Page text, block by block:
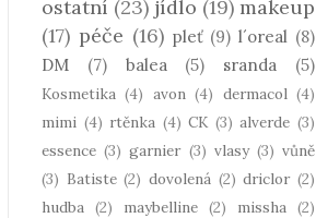
ostatní (23) jídlo (19) makeup
(17) péče (16) pleť (9) l´oreal (8)
DM
(7) balea (5) sranda (5)
Kosmetika (4) avon (4) dermacol (4)
mimi (4) rtěnka (4) CK (3) alverde (3)
essence (3) garnier (3) vlasy (3) vůně
(3) Batiste (2) dovolená (2) driclor (2)
hudba (2) maybelline (2) missha (2)